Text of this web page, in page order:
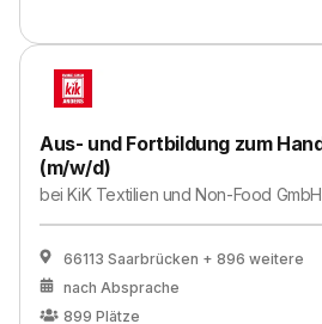
Aus- und Fortbildung zum
(m/w/d)
beiKiK Textilien und Non-Food GmbH
66113 Saarbrücken + 896 weitere
nach Absprache
899 Plätze